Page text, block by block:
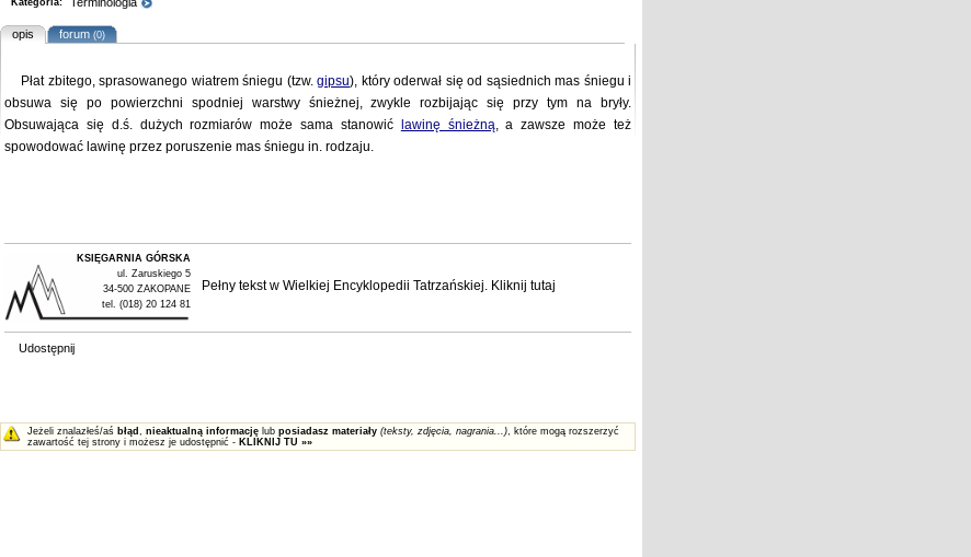
Kategoria:
opis forum(0)
Płat zbitego, sprasowanego wiatrem śniegu (tzw. gipsu), który oderwał się od sąsiednich mas śniegu i
obsuwa się po powierzchni spodniej warstwy śnieżnej, zwykle rozbijając się przy tym na bryły.
Obsuwająca się d.ś. dużych rozmiarów może sama stanowić
lawinę śnieżną, a zawsze może też
spowodować lawinę przez poruszenie mas śniegu in. rodzaju.
KSIĘGARNIA GÓRSKA
ul. Zaruskiego 5
34-500 ZAKOPANE
tel. (018) 20 124 81
Pełny tekst w Wielkiej Encyklopedii Tatrzańskiej. Kliknij tutaj
Udostępnij
Jeżeli znalazłeś/aś błąd , nieaktualną informację lub posiadasz materiały (teksty, zdjęcia, nagrania...), które mogą rozszerzyć
zawartość tej strony i możesz je udostępnić - KLIKNIJ TU »»